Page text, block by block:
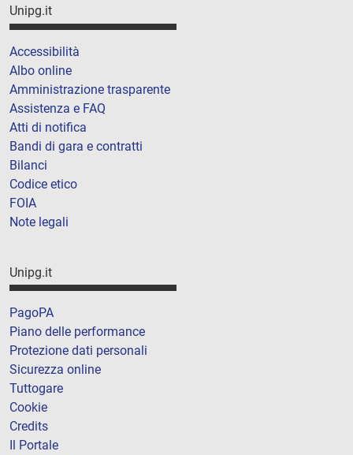
Unipg.it
Accessibilità
Albo online
Amministrazione trasparente
Assistenza e FAQ
Atti di notifica
Bandi di gara e contratti
Bilanci
Codice etico
FOIA
Note legali
Unipg.it
PagoPA
Piano delle performance
Protezione dati personali
Sicurezza online
Tuttogare
Cookie
Credits
Il Portale